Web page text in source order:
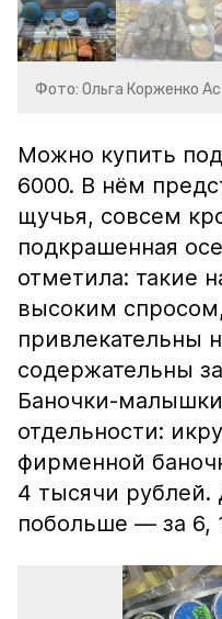
Фото: Ольга Корженко
Можно купить
6000. В нём
щучья, совсем
подкрашенная
отметила: такие
высоким
привлекательны
содержательны
Баночки-
отдельности:
фирменной
4 тысячи
побольше — за 6,